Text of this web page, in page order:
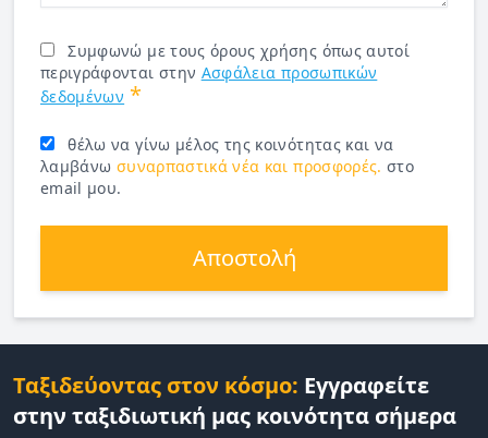
Συμφωνώ με τους όρους χρήσης όπως αυτοί
περιγράφονται στην Ασφάλεια προσωπικών
δεδομένων *
θέλω να γίνω μέλος της κοινότητας και να
λαμβάνω συναρπαστικά νέα και προσφορές. στο
email μου.
Αποστολή
Ταξιδεύοντας στον κόσμο: Εγγραφείτε
στην ταξιδιωτική μας κοινότητα σήμερα